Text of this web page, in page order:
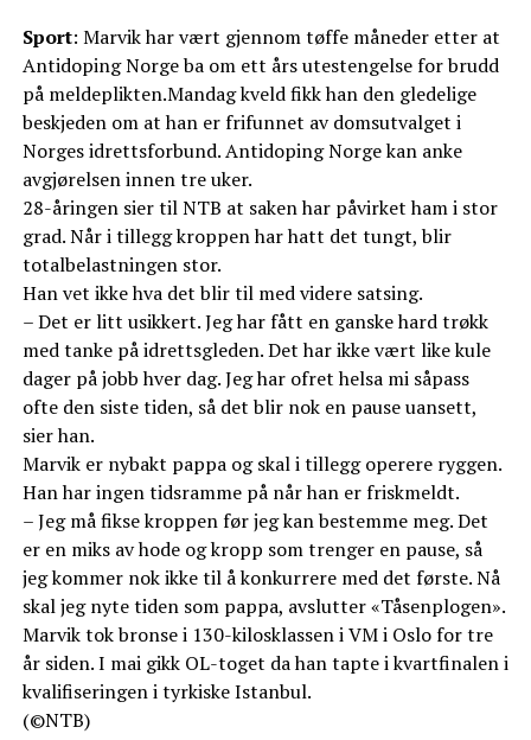
Sport: Marvik har vært gjennom tøffe måneder etter at
Antidoping Norge ba om ett års utestengelse for brudd
på meldeplikten.Mandag kveld fikk han den gledelige
beskjeden om at han er frifunnet av domsutvalget i
Norges idrettsforbund. Antidoping Norge kan anke
avgjørelsen innen tre uker.
28-åringen sier til NTB at saken har påvirket ham i stor
grad. Når i tillegg kroppen har hatt det tungt, blir
totalbelastningen stor.
Han vet ikke hva det blir til med videre satsing.
– Det er litt usikkert. Jeg har fått en ganske hard trøkk
med tanke på idrettsgleden. Det har ikke vært like kule
dager på jobb hver dag. Jeg har ofret helsa mi såpass
ofte den siste tiden, så det blir nok en pause uansett,
sier han.
Marvik er nybakt pappa og skal i tillegg operere ryggen.
Han har ingen tidsramme på når han er friskmeldt.
– Jeg må fikse kroppen før jeg kan bestemme meg. Det
er en miks av hode og kropp som trenger en pause, så
jeg kommer nok ikke til å konkurrere med det første. Nå
skal jeg nyte tiden som pappa, avslutter «Tåsenplogen».
Marvik tok bronse i 130-kilosklassen i VM i Oslo for tre
år siden. I mai gikk OL-toget da han tapte i kvartfinalen i
kvalifiseringen i tyrkiske Istanbul.
(©NTB)